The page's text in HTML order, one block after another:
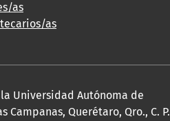
as
as
Universidad Autónoma de
Querétaro, Qro., C. P.